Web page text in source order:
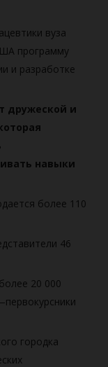
вуза
программу
и разработке
дружеской и
навыки
более 110
46
20 000
городка